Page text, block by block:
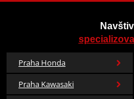
Praha Honda
Praha Kawasaki